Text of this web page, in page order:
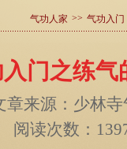
气功人家 >> 气功入门
门之练气
来源：少林
阅读次数：